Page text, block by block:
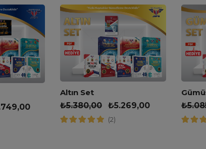
Altın Set
₺5.380,00 ₺5.269,00
(2)
₺